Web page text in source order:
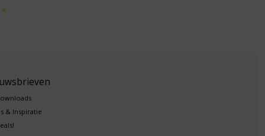
& Inspiratie